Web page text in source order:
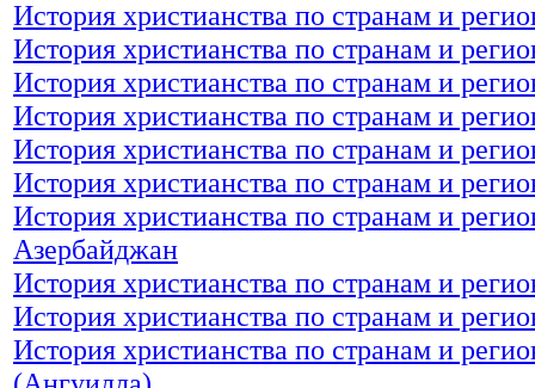
История христианства по странам и
История христианства по странам и
История христианства по странам и
История христианства по странам и
История христианства по странам и
История христианства по странам и
История христианства по странам и
Азербайджан
История христианства по странам и
История христианства по странам и
История христианства по странам и